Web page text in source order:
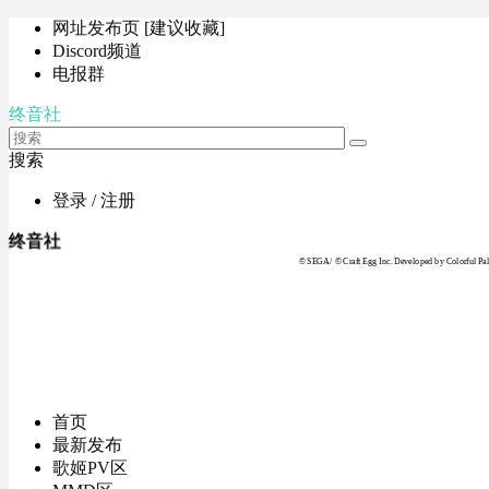
网址发布页 [建议收藏]
Discord频道
电报群
终音社
搜索
登录 / 注册
终音社
© SEGA / © Craft Egg Inc. Developed by Colorful
首页
最新发布
歌姬PV区